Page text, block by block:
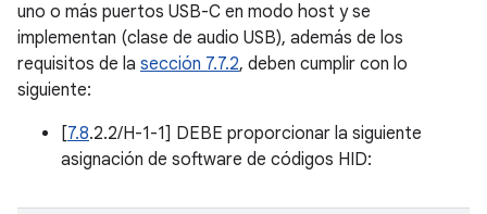
uno o más puertos USB-C en modo host y se
implementan (clase de audio USB), además de los
requisitos de la sección 7.7.2, deben cumplir con lo
siguiente:
[7.8.2.2/H-1-1] DEBE proporcionar la siguiente
asignación de software de códigos HID: